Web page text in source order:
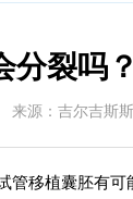
分裂吗
来源：吉尔吉斯
管移植囊胚有